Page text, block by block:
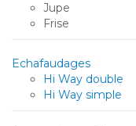
Jupe
Frise
Echafaudages
Hi Way double
Hi Way simple